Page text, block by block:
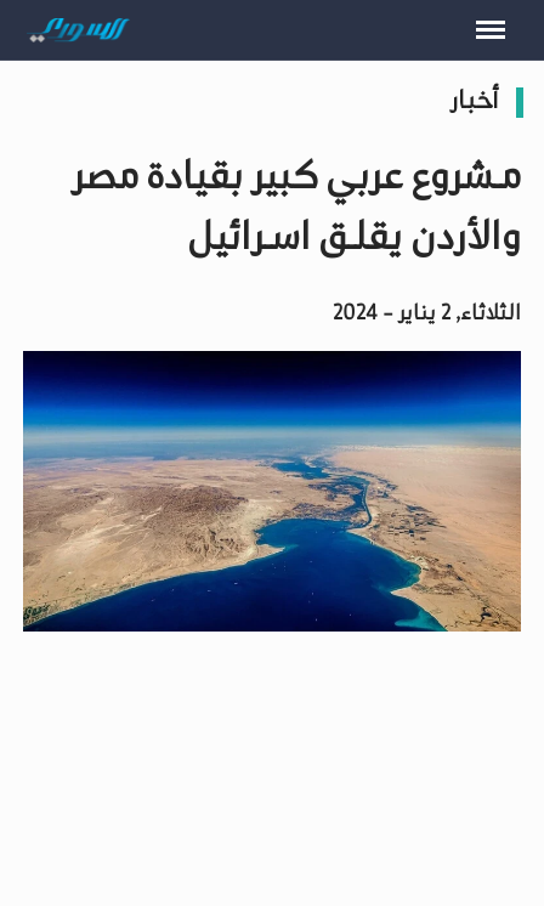
أخبار
مـشروع عربي كبير بقيادة مصر
والأردن يقلـق اسـرائيل
الثلاثاء, 2 يناير - 2024